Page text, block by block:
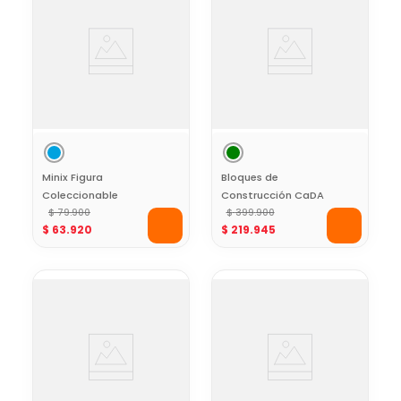
Minix Figura
Coleccionable
Futbolista Lionel
Messi AFA
$ 79.900
$ 63.920
Bloques de
Construcción CaDA
I. BOT Code Robot
con Movimiento
$ 399.900
$ 219.945